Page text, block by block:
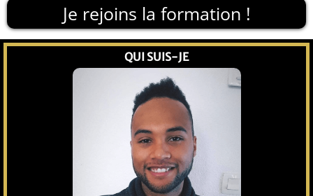
Je rejoins la formation !
QUI SUIS-JE